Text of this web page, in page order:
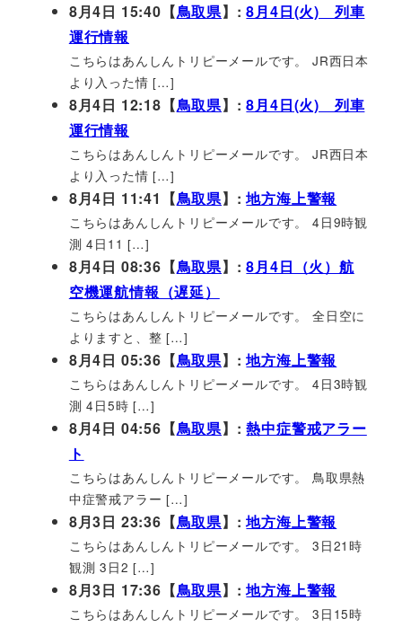
8月4日 15:40【鳥取県】:8月4日(火) 列車
運行情報
こちらはあんしんトリピーメールです。 JR西日本
より入った情 […]
8月4日 12:18【鳥取県】:8月4日(火) 列車
運行情報
こちらはあんしんトリピーメールです。 JR西日本
より入った情 […]
8月4日 11:41【鳥取県】:地方海上警報
こちらはあんしんトリピーメールです。 4日9時観
測 4日11 […]
8月4日 08:36【鳥取県】:8月4日（火）航
空機運航情報（遅延）
こちらはあんしんトリピーメールです。 全日空に
よりますと、整 […]
8月4日 05:36【鳥取県】:地方海上警報
こちらはあんしんトリピーメールです。 4日3時観
測 4日5時 […]
8月4日 04:56【鳥取県】:熱中症警戒アラー
ト
こちらはあんしんトリピーメールです。 鳥取県熱
中症警戒アラー […]
8月3日 23:36【鳥取県】:地方海上警報
こちらはあんしんトリピーメールです。 3日21時
観測 3日2 […]
8月3日 17:36【鳥取県】:地方海上警報
こちらはあんしんトリピーメールです。 3日15時